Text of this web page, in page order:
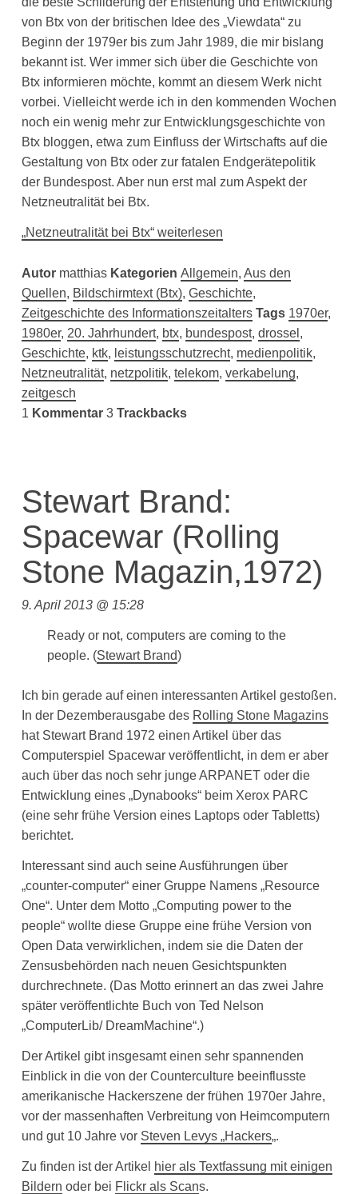
von Btx von der britischen Idee des „Viewdata“ zu
Beginn der 1979er bis zum Jahr 1989, die mir bislang
bekannt ist. Wer immer sich über die Geschichte von
Btx informieren möchte, kommt an diesem Werk nicht
vorbei. Vielleicht werde ich in den kommenden Wochen
noch ein wenig mehr zur Entwicklungsgeschichte von
Btx bloggen, etwa zum Einfluss der Wirtschafts auf die
Gestaltung von Btx oder zur fatalen Endgerätepolitik
der Bundespost. Aber nun erst mal zum Aspekt der
Netzneutralität bei Btx.
„Netzneutralität bei Btx“ weiterlesen
Autor matthias Kategorien Allgemein, Aus den
Quellen, Bildschirmtext (Btx), Geschichte,
Zeitgeschichte des Informationszeitalters Tags 1970er,
1980er, 20. Jahrhundert, btx, bundespost, drossel ,
Geschichte, ktk, leistungsschutzrecht, medienpolitik,
Netzneutralität, netzpolitik, telekom, verkabelung,
zeitgesch
1 Kommentar 3Trackbacks
Stewart Brand:
Spacewar (Rolling
Stone Magazin,1972)
9. April 2013 @ 15:28
Ready or not, computers are coming to the
people. (Stewart Brand)
Ich bin gerade auf einen interessanten Artikel gestoßen.
In der Dezemberausgabe des Rolling Stone Magazins
hat Stewart Brand 1972 einen Artikel über das
Computerspiel Spacewar veröffentlicht, in dem er aber
auch über das noch sehr junge ARPANET oder die
Entwicklung eines „Dynabooks“ beim Xerox PARC
(eine sehr frühe Version eines Laptops oder Tabletts)
berichtet.
Interessant sind auch seine Ausführungen über
„counter-computer“ einer Gruppe Namens „Resource
One“. Unter dem Motto „Computing power to the
people“ wollte diese Gruppe eine frühe Version von
Open Data verwirklichen, indem sie die Daten der
Zensusbehörden nach neuen Gesichtspunkten
durchrechnete. (Das Motto erinnert an das zwei Jahre
später veröffentlichte Buch von Ted Nelson
„ComputerLib/ DreamMachine“.)
Der Artikel gibt insgesamt einen sehr spannenden
Einblick in die von der Counterculture beeinflusste
amerikanische Hackerszene der frühen 1970er Jahre,
vor der massenhaften Verbreitung von Heimcomputern
und gut 10 Jahre vor Steven Levys „Hackers„.
Zu finden ist der Artikel hier als Textfassung mit einigen
Bildern oder bei Flickr als Scans.